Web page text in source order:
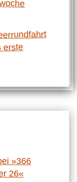
erste
»366
26«